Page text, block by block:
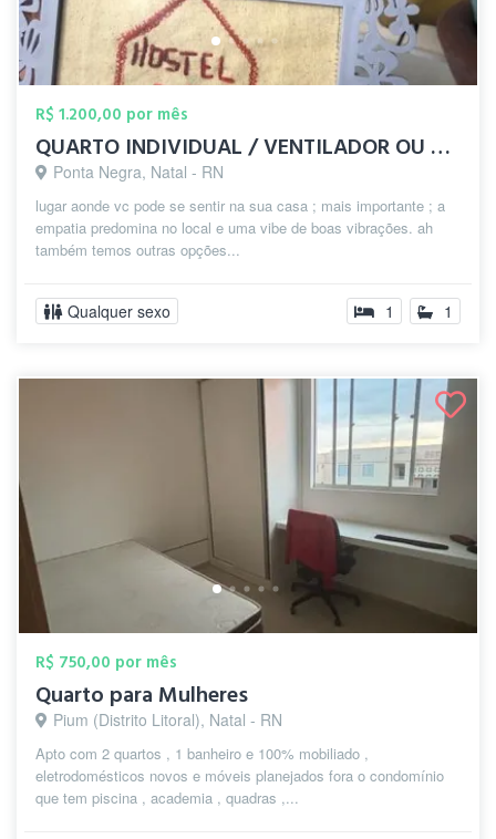
R$ 1.200,00 por mês
QUARTO INDIVIDUAL / VENTILADOR OU DUPLO
Ponta Negra, Natal - RN
lugar aonde vc pode se sentir na sua casa ; mais importante ; a
empatia predomina no local e uma vibe de boas vibrações. ah
também temos outras opções...
Qualquer sexo 1 1
R$ 750,00 por mês
Quarto para Mulheres
Pium (Distrito Litoral), Natal - RN
Apto com 2 quartos , 1 banheiro e 100% mobiliado ,
eletrodomésticos novos e móveis planejados fora o condomínio
que tem piscina , academia , quadras ,...